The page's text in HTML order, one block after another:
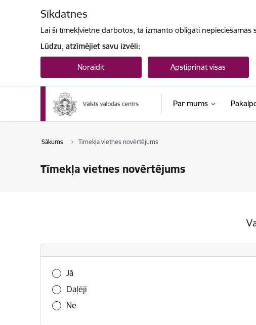
Sīkdatnes
Lai šī tīmekļvietne darbotos, tā izmanto obligāti
Lūdzu, atzīmējiet savu izvēli:
Noraidīt Apstiprināt visas
Par mums
Sākums Tīmekļa vietnes novērtējums
Tīmekļa vietnes novērtējums
Vai šī informācija bija noderīga?
Jā
Daļēji
Nē